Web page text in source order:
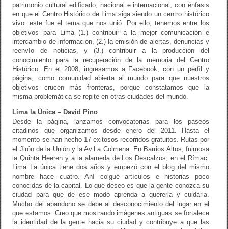
patrimonio cultural ediﬁcado, nacional e internacional, con énfasis
en que el Centro Histórico de Lima siga siendo un centro histórico
vivo: este fue el tema que nos unió. Por ello, tenemos entre los
objetivos para Lima (1.) contribuir a la mejor comunicación e
intercambio de información, (2.) la emisión de alertas, denuncias y
reenvío de noticias, y (3.) contribuir a la producción del
conocimiento para la recuperación de la memoria del Centro
Histórico. En el 2008, ingresamos a Facebook, con un perﬁl y
página, como comunidad abierta al mundo para que nuestros
objetivos crucen más fronteras, porque constatamos que la
misma problemática se repite en otras ciudades del mundo.
Lima la Única – David Pino
Desde la página, lanzamos convocatorias para los paseos
citadinos que organizamos desde enero del 2011. Hasta el
momento se han hecho 17 exitosos recorridos gratuitos. Rutas por
el Jirón de la Unión y la Av.La Colmena. En Barrios Altos, fuimosa
la Quinta Heeren y a la alameda de Los Descalzos, en el Rímac.
Lima La única tiene dos años y empezó con el blog del mismo
nombre hace cuatro. Ahí colgué artículos e historias poco
conocidas de la capital. Lo que deseo es que la gente conozca su
ciudad para que de ese modo aprenda a quererla y cuidarla.
Mucho del abandono se debe al desconocimiento del lugar en el
que estamos. Creo que mostrando imágenes antiguas se fortalece
la identidad de la gente hacia su ciudad y contribuye a que las